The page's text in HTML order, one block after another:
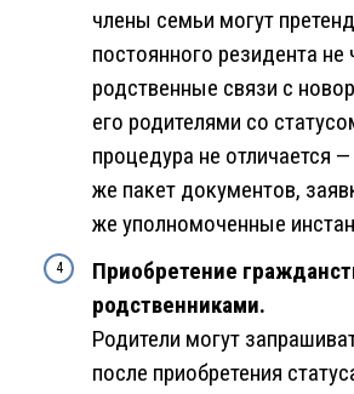
члены семьи могут
постоянного резидента не
родственные связи с
его родителями со
процедура не отличается
же пакет документов,
же уполномоченные
Приобретение
родственниками.
Родители могут
после приобретения